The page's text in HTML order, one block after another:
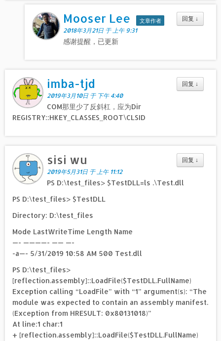
回复 ↓
Mooser Lee
文章作者
2018年3月21日 于 上午 9:31
感谢提醒，已更新
回复 ↓
imba-tjd
2019年3月10日 于 下午 4:40
COM那里少了反斜杠，应为Dir
REGISTRY::HKEY_CLASSES_ROOT\CLSID
回复 ↓
sisi wu
2019年5月31日 于 上午 11:12
PS D:\test_files> $TestDLL=ls .\Test.dll
PS D:\test_files> $TestDLL
Directory: D:\test_files
Mode LastWriteTime Length Name
—- ————- —— —-
-a—- 5/31/2019 10:58 AM 500 Test.dll
PS D:\test_files>
[reflection.assembly]::LoadFile($TestDLL.FullName)
Exception calling “LoadFile” with “1” argument(s): “The
module was expected to contain an assembly manifest.
(Exception from HRESULT: 0x80131018)”
At line:1 char:1
+ [reflection.assembly]::LoadFile($TestDLL.FullName)